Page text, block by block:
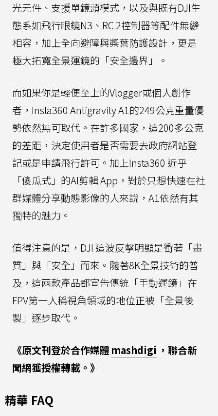
光元件、支援單鏡頭模式，以及與既有DJI生
態系如飛行眼鏡N3、RC 2控制器等配件無縫
相容，加上全向避障與槳葉防護設計，更是
極大拓寬全景運鏡的「安全邊界」。
而如果你是輕便至上的Vlogger或個人創作
者，Insta360 Antigravity A1的249公克重量優
勢依然無可取代。在許多國家，這200多公克
的差距，決定使用者是否需要去政府網站登
記或是申請飛行許可。加上Insta360 近乎
「傻瓜式」的AI剪輯 App，對於只想快速在社
群媒體分享動態影像的人來說，A1依然有其
獨特的魅力。
值得注意的是，DJI 這波反擊明顯是衝著「畫
質」與「安全」而來。隨著8K全景技術的普
及，這兩款產品都宣告傳統「手動運鏡」在
FPV第一人稱視角領域的地位正被「全景後
製」逐步取代。
《原文刊登於合作媒體 mashdigi ，聯合新
聞網獲授權轉載。》
精華 FAQ